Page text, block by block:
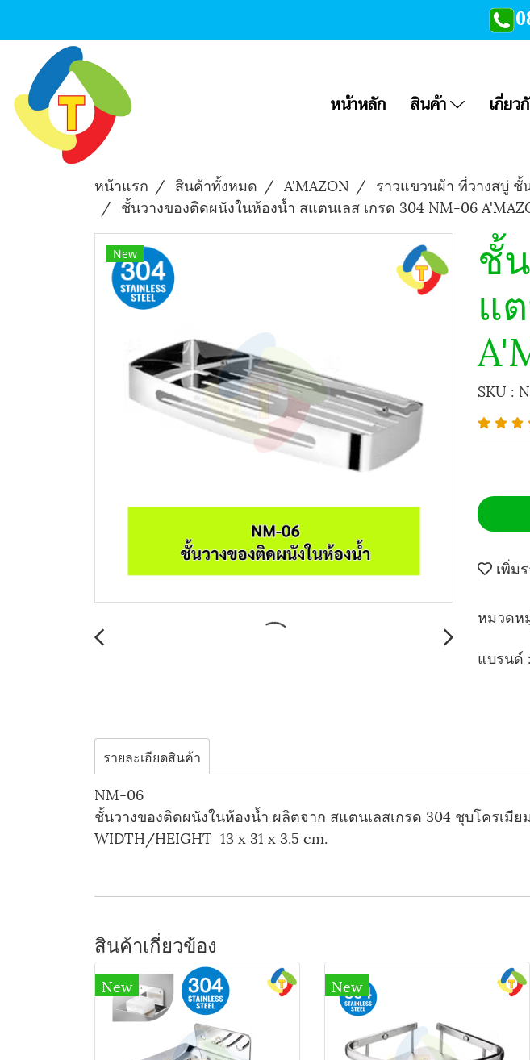
หน้าหลัก สินค้า เกี่ยว
หน้าแรก สินค้าทั้งหมด A'MAZON
ราวแขวนผ้า ที่วางสบู่ ชั้
ชั้นวางของติดผนังในห้องน้ำ สแตนเลส เกรด 304 NM-06
New
ชั้
แ
SKU :
เพิ่ม
หมวดห
แบรนด์ :
รายละเอียดสินค้า
NM-06
ชั้นวางของติดผนังในห้องน้ำ ผลิตจาก สแตนเลสเกรด 304 ชุบโครเมี
WIDTH/HEIGHT 13 x 31 x 3.5 cm.
สินค้าเกี่ยวข้อง
New New